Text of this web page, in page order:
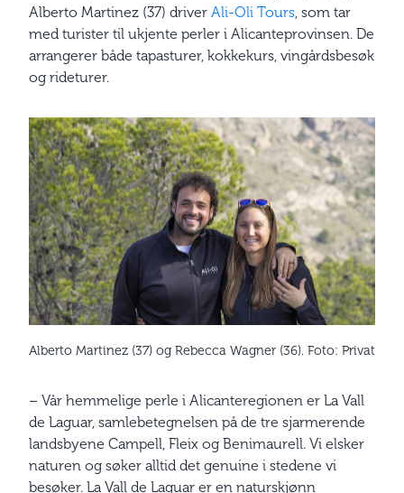
Alberto Martinez (37) driver Ali-Oli Tours, som tar
med turister til ukjente perler i Alicanteprovinsen. De
arrangerer både tapasturer, kokkekurs, vingårdsbesøk
og rideturer.
Alberto Martinez (37) og Rebecca Wagner (36). Foto: Privat
– Vår hemmelige perle i Alicanteregionen er La Vall
de Laguar, samlebetegnelsen på de tre sjarmerende
landsbyene Campell, Fleix og Benimaurell. Vi elsker
naturen og søker alltid det genuine i stedene vi
besøker. La Vall de Laguar er en naturskjønn